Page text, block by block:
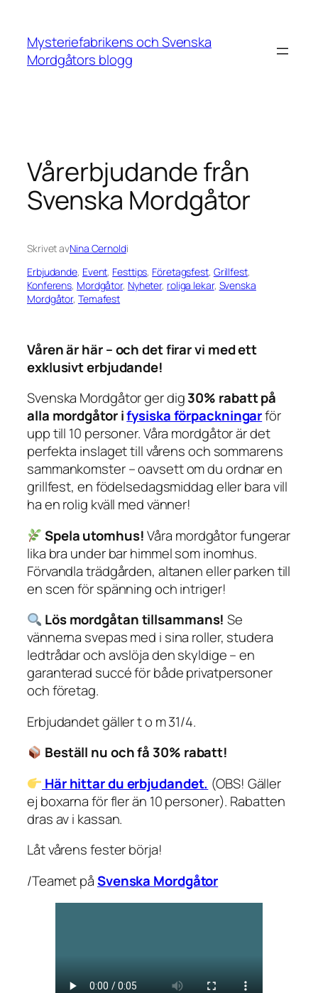
innehåll
Mysteriefabrikens och Svenska
Mordgåtors blogg
Vårerbjudande från
Svenska Mordgåtor
Skrivet avNina Cernoldi
Erbjudande, Event, Festtips, Företagsfest, Grillfest
Konferens, Mordgåtor, Nyheter, roliga lekar, Svenska
Mordgåtor, Temafest
Våren är här – och det firar vi med ett
exklusivt erbjudande!
Svenska Mordgåtor ger dig30% rabatt på
alla mordgåtor ifysiska förpackningarför
upp till 10 personer. Våra mordgåtor är det
perfekta inslaget till vårens och sommarens
sammankomster – oavsett om du ordnar en
grillfest, en födelsedagsmiddag eller bara vill
ha en rolig kväll med vänner!
Spela utomhus!Våra mordgåtor fungerar
lika bra under bar himmel som inomhus.
Förvandla trädgården, altanen eller parken till
en scen för spänning och intriger!
Lös mordgåtan tillsammans! Se
vännerna svepas med i sina roller, studera
ledtrådar och avslöja den skyldige – en
garanterad succé för både privatpersoner
och företag.
Erbjudandet gäller t o m 31/4.
Beställ nu och få 30% rabatt!
Här hittar du erbjudandet. (OBS! Gäller
ej boxarna för fler än 10 personer). Rabatten
dras av i kassan.
Låt vårens fester börja!
/Teamet påSvenska Mordgåtor